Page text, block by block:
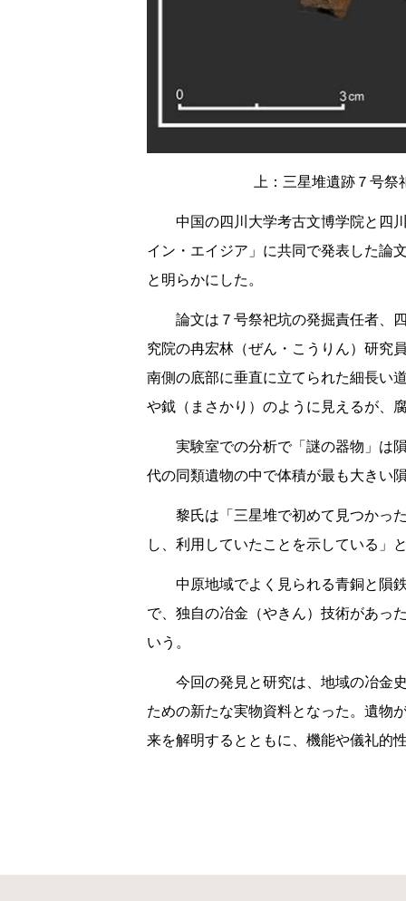
上：三星堆遺跡７号
中国の四川大学考古文博学院と四
イン・エイジア」に共同で発表した論
と明らかにした。
論文は７号祭祀坑の発掘責任者、
究院の冉宏林（ぜん・こうりん）研究
南側の底部に垂直に立てられた細長い
や鉞（まさかり）のように見えるが、
実験室での分析で「謎の器物」は
代の同類遺物の中で体積が最も大きい
黎氏は「三星堆で初めて見つかっ
し、利用していたことを示している」
中原地域でよく見られる青銅と隕
で、独自の冶金（やきん）技術があっ
いう。
今回の発見と研究は、地域の冶金
ための新たな実物資料となった。遺物
来を解明するとともに、機能や儀礼的